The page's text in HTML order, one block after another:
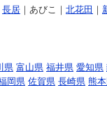
長居 ｜あびこ｜ 北花田 ｜
県 富山県 福井県 愛知県
岡県 佐賀県 長崎県 熊